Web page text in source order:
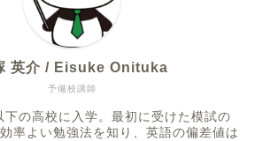
予備校講師
英介 / Eisuke Onituka
下の高校に入学。最初に受けた模試の
率よい勉強法を知り、英語の偏差値は